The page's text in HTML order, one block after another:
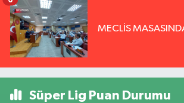
MECLİS
Süper Lig Puan Durumu